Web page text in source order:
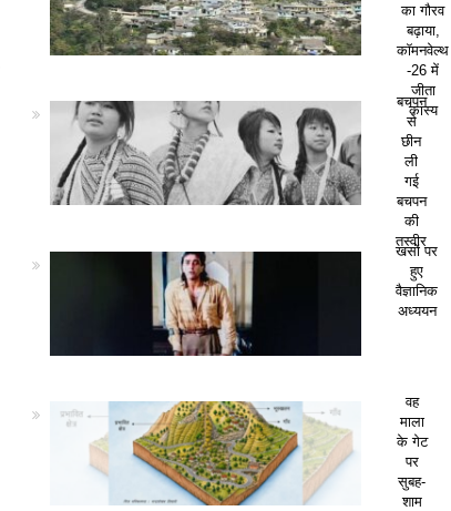
का गौरव
बढ़ाया,
कॉमनवेल्थ
-26 में
जीता
कांस्य
बचपन
से
छीन
ली
गई
बचपन
की
तस्वीर
खसों पर
हुए
वैज्ञानिक
अध्ययन
वह
माला
के गेट
पर
सुबह-
शाम